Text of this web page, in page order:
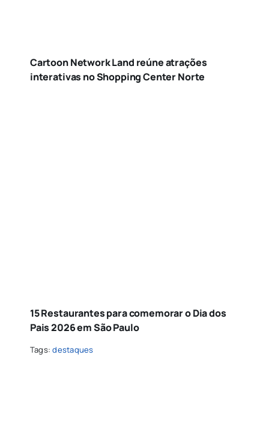
Cartoon Network Land reúne atrações
interativas no Shopping Center Norte
15 Restaurantes para comemorar o Dia dos
Pais 2026 em São Paulo
Tags:destaques